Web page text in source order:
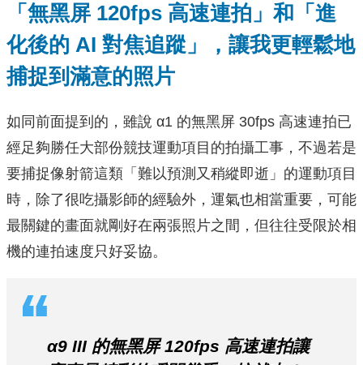
「無黑屏 120fps 高速連拍」和「進
化後的 AI 對焦追蹤」，讓我更輕鬆地
捕捉到滿意的照片
如同前面提到的，雖說 α1 的無黑屏 30fps 高速連拍已
經足夠勝任大部份競技運動項目的拍攝工事，不過若是
要捕捉像射箭這類「難以預測又稍縱即逝」的運動項目
時，除了很吃攝影師的經驗外，運氣也相當重要，可能
最關鍵的畫面就剛好在兩張照片之間，但往往受限於相
機的連拍速度只好妥協。
α9 III 的無黑屏 120fps 高速連拍讓